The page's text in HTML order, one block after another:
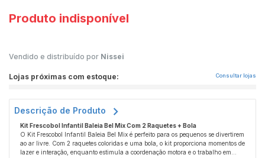
Produto indisponível
Vendido e distribuído por Nissei
Lojas próximas com estoque: Consultar lojas
Descrição de Produto
Kit Frescobol Infantil Baleia Bel Mix Com 2 Raquetes + Bola
O Kit Frescobol Infantil Baleia Bel Mix é perfeito para os pequenos se divertirem
ao ar livre. Com 2 raquetes coloridas e uma bola, o kit proporciona momentos de
lazer e interação, enquanto estimula a coordenação motora e o trabalho em